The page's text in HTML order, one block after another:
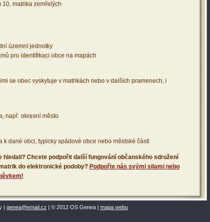
10, matrika zemřelých
územní jednotky
pro identifikaci obce na mapách
se obec vyskytuje v matrikách nebo v dalších pramenech, i
např. okresní město
k dané obci, typicky spádové obce nebo městské části
hledali? Chcete podpořit další fungování občanského sdružení
do elektronické podoby? Podpořte nás svými silami nebo
| genea@email.cz | © 2012 OS Genea | mapa webu